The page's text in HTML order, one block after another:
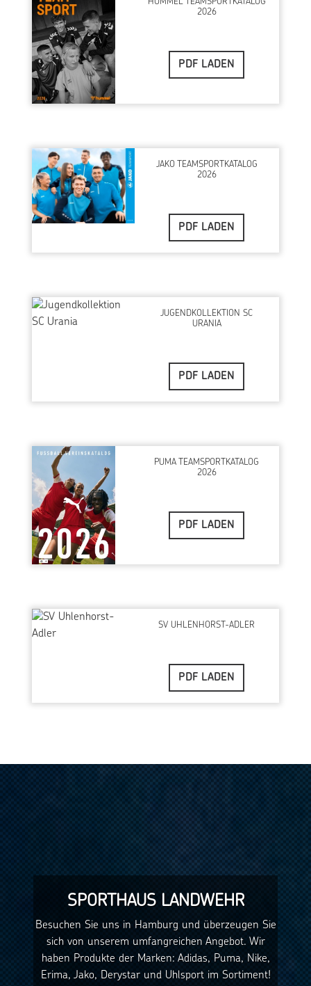
HUMMEL TEAMSPORTKATALOG
2026
PDF LADEN
JAKO TEAMSPORTKATALOG
2026
PDF LADEN
JUGENDKOLLEKTION SC
URANIA
PDF LADEN
PUMA TEAMSPORTKATALOG
2026
PDF LADEN
SV UHLENHORST-ADLER
PDF LADEN
SPORTHAUS LANDWEHR
Besuchen Sie uns in Hamburg und überzeugen Sie
sich von unserem umfangreichen Angebot. Wir
haben Produkte der Marken: Adidas, Puma, Nike,
Erima, Jako, Derystar und Uhlsport im Sortiment!